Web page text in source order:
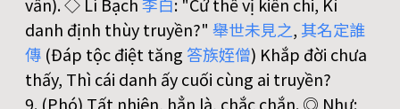
danh định thùy truyền?" 舉世未見之, 其名定誰
傳 (Đáp tộc điệt tăng 答族姪僧) Khắp đời chưa
thấy, Thì cái danh ấy cuối cùng ai truyền?
9. (Phó) Tất nhiên, hẳn là, chắc chắn. ◎ Như: